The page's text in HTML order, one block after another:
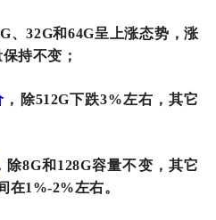
、32G和64G呈上涨态势，涨
持不变；
，除512G下跌3%左右，其它
除8G和128G容量不变，其它
在1%-2%左右。